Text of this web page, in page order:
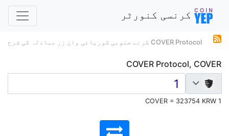
کرنسی کنورٹر
COVER Protocol کرنے جنوبی کوریائی وان زر مبادلہ کی شرح
COVER Protocol, COVER
1 COVER = 323754 KRW